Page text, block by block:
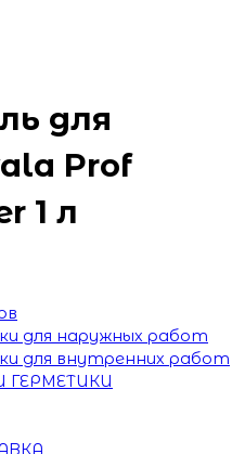
для
Prof
1 л
для наружных работ
для внутренних работ
ГЕРМЕТИКИ